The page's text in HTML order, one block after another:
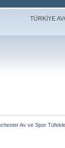
TÜRKİYE
Av ve Spor